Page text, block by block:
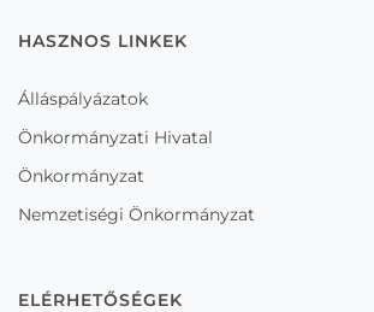
HASZNOS LINKEK
Álláspályázatok
Önkormányzati Hivatal
Önkormányzat
Nemzetiségi Önkormányzat
ELÉRHETŐSÉGEK